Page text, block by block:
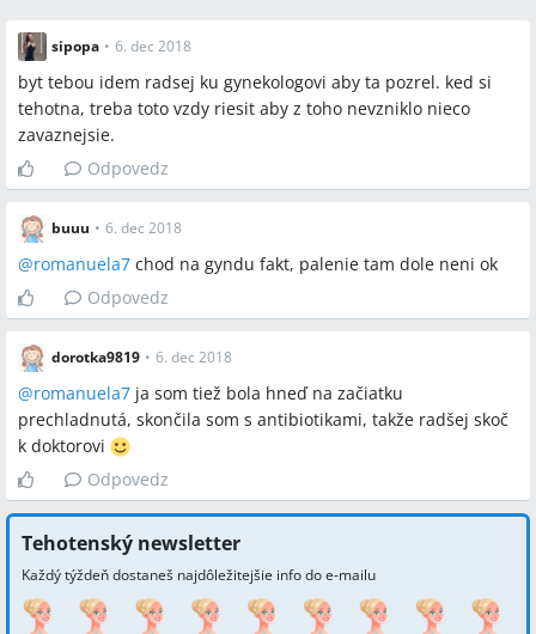
sipopa • 6. dec 2018
byt tebou idem radsej ku gynekologovi aby ta pozrel. ked si
tehotna, treba toto vzdy riesit aby z toho nevzniklo nieco
zavaznejsie.
Odpovedz
buuu • 6. dec 2018
@romanuela7 chod na gyndu fakt, palenie tam dole neni ok
Odpovedz
dorotka9819 • 6. dec 2018
@romanuela7 ja som tiež bola hneď na začiatku
prechladnutá, skončila som s antibiotikami, takže radšej skoč
k doktorovi
Odpovedz
Tehotenský newsletter
Každý týždeň dostaneš najdôležitejšie info do e-mailu